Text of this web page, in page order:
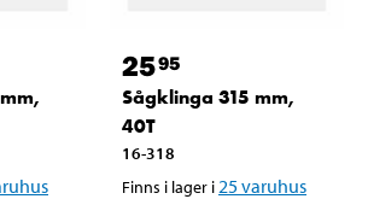
2595
Sågklinga 315 mm,
40T
16-318
Finns i lager i 25varuhus